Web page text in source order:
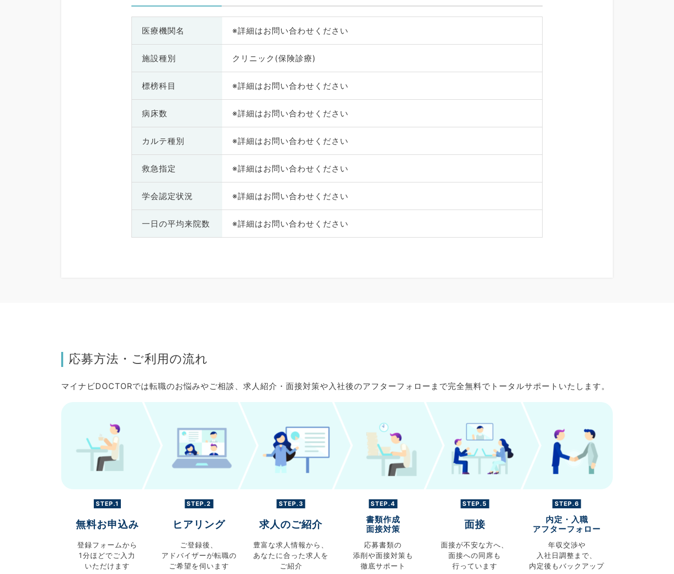
医療機関名 ※詳細はお問い合わせください
施設種別 クリニック(保険診療)
標榜科目 ※詳細はお問い合わせください
病床数 ※詳細はお問い合わせください
カルテ種別 ※詳細はお問い合わせください
救急指定 ※詳細はお問い合わせください
学会認定状況 ※詳細はお問い合わせください
一日の平均来院数 ※詳細はお問い合わせください
応募方法・ご利用の流れ
マイナビDOCTORでは転職のお悩みやご相談、求人紹介・面接対策や入社後のアフターフォローまで完全無料でトータルサポートいたします。
STEP.1
無料お申込み
登録フォームから
1分ほどでご入力
いただけます
STEP.2
ヒアリング
ご登録後、
アドバイザーが転職の
ご希望を伺います
STEP.3
求人のご紹介
豊富な求人情報から、
あなたに合った求人を
ご紹介
STEP.4
書類作成
面接対策
応募書類の
添削や面接対策も
徹底サポート
STEP.5
面接
面接が不安な方へ、
面接への同席も
行っています
STEP.6
内定・入職
アフターフォロー
年収交渉や
入社日調整まで、
内定後もバックアップ